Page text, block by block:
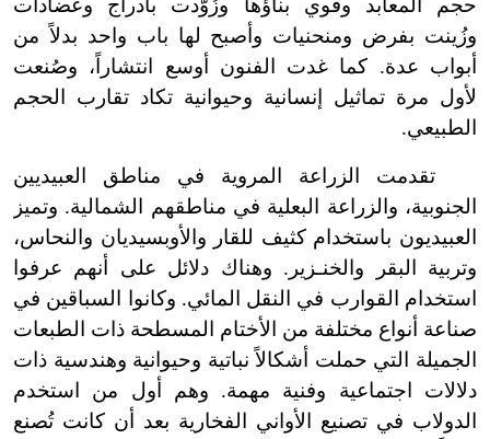
حجم المعابد وقوي بناؤها وزُوّدت بأدراج وعضادات
وزُينت بفرض ومنحنيات وأصبح لها باب واحد بدلاً من
أبواب عدة. كما غدت الفنون أوسع انتشاراً، وصُنعت
لأول مرة تماثيل إنسانية وحيوانية تكاد تقارب الحجم
الطبيعي.
تقدمت الزراعة المروية في مناطق العبيديين
الجنوبية، والزراعة البعلية في مناطقهم الشمالية. وتميز
العبيديون باستخدام كثيف للقار والأوبسيديان والنحاس،
وتربية البقر والخنـزير. وهناك دلائل على أنهم عرفوا
استخدام القوارب في النقل المائي. وكانوا السباقين في
صناعة أنواع مختلفة من الأختام المسطحة ذات الطبعات
الجميلة التي حملت أشكالاً نباتية وحيوانية وهندسية ذات
دلالات اجتماعية وفنية مهمة. وهم أول من استخدم
الدولاب في تصنيع الأواني الفخارية بعد أن كانت تُصنع